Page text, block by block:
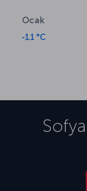
Ocak
-1.1 °C
Sofya